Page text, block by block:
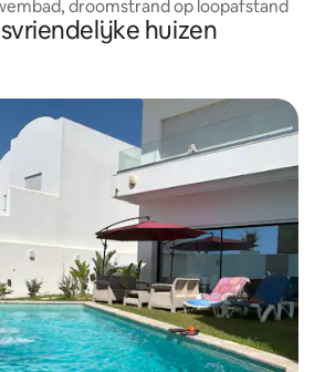
droomstrand op loopafstand
huizen